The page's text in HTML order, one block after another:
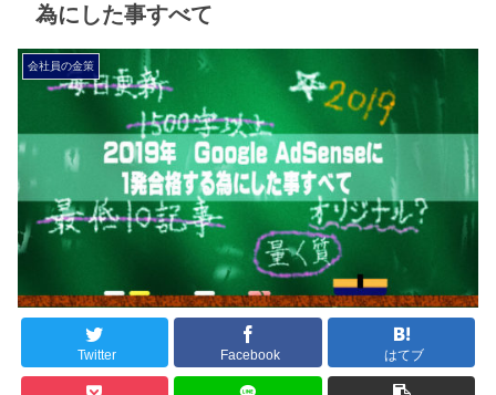
為にした事すべて
会社員の金策
Twitter Facebook はてブ